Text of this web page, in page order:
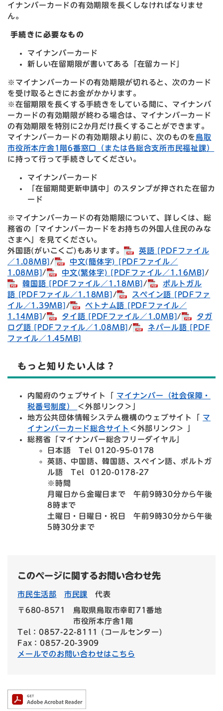
イナンバーカードの有効期限を長くしなければなりませ
ん。
手続きに必要なもの
マイナンバーカード
新しい在留期限が書いてある「在留カード」
※マイナンバーカードの有効期限が切れると、次のカード
を受け取るときにお金がかかります。
※在留期限を長くする手続きをしている間に、マイナンバ
ーカードの有効期限が終わる場合は、マイナンバーカード
の有効期限を特別に2か月だけ長くすることができます。
マイナンバーカードの有効期限より前に、次のものを 鳥取
市役所本庁舎1階6番窓口（または各総合支所市民福祉課）
に持って行って手続きしてください。
マイナンバーカード
「在留期間更新申請中」のスタンプが押された在留カ
ード
※マイナンバーカードの有効期限について、詳しくは、総
務省の「マイナンバーカードをお持ちの外国人住民のみな
さまへ」を見てください。
外国語(がいこくご)もあります。
英語 [PDFファイル
／1.08MB] /
中文(簡体字) [PDFファイル／
1.08MB]/ 中文(繁体字) [PDFファイル／1.16MB] /
韓国語 [PDFファイル／1.18MB] /
ポルトガル
語 [PDFファイル／1.18MB] /
スペイン語 [PDFファ
イル／1.39MB] /
ベトナム語 [PDFファイル／
1.14MB]/ タイ語 [PDFファイル／1.0MB]/
タガ
ログ語 [PDFファイル／1.08MB] /
ネパール語 [PDF
ファイル／1.45MB]
もっと知りたい人は？
内閣府のウェブサイト「 マイナンバー（社会保障・
税番号制度）
＜外部リンク＞
地方公共団体情報システム機構のウェブサイト「 マ
イナンバーカード総合サイト ＜外部リンク＞
総務省「マイナンバー総合フリーダイヤル」
日本語 Tel 0120-95-0178
英語、中国語、韓国語、スペイン語、ポルトガ
ル語 Tel 0120-0178-27
※時間
月曜日から金曜日まで 午前9時30分から午後
8時まで
土曜日・日曜日・祝日 午前9時30分から午後
5時30分まで
このページに関するお問い合わせ先
市民生活部 市民課 代表
〒680-8571
鳥取県鳥取市幸町71番地
市役所本庁舎1階
Tel：0857-22-8111 (コールセンター)
Fax：0857-20-3909
メールでのお問い合わせはこちら